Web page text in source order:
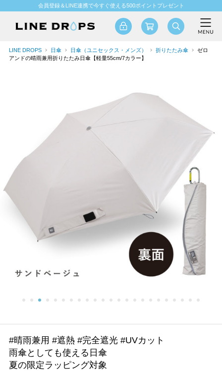
会員登録＆LINE連携で今すぐ使える500ポイントプレゼント
LINE DROPS 日傘 日傘（ユニセックス・メンズ） 折りたたみ傘
ゼロ
アンドの晴雨兼用折りたたみ日傘【軽量55cm/7カラー】
#晴雨兼用 #遮熱 #完全遮光 #UVカット
雨傘としても使える日傘
夏の限定ラッピング対象